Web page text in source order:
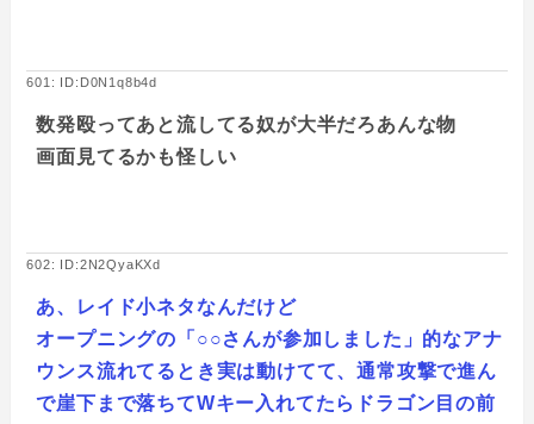
601: ID:D0N1q8b4d
数発殴ってあと流してる奴が大半だろあんな物
画面見てるかも怪しい
602: ID:2N2QyaKXd
あ、レイド小ネタなんだけど
オープニングの「○○さんが参加しました」的なアナ
ウンス流れてるとき実は動けてて、通常攻撃で進ん
で崖下まで落ちてWキー入れてたらドラゴン目の前